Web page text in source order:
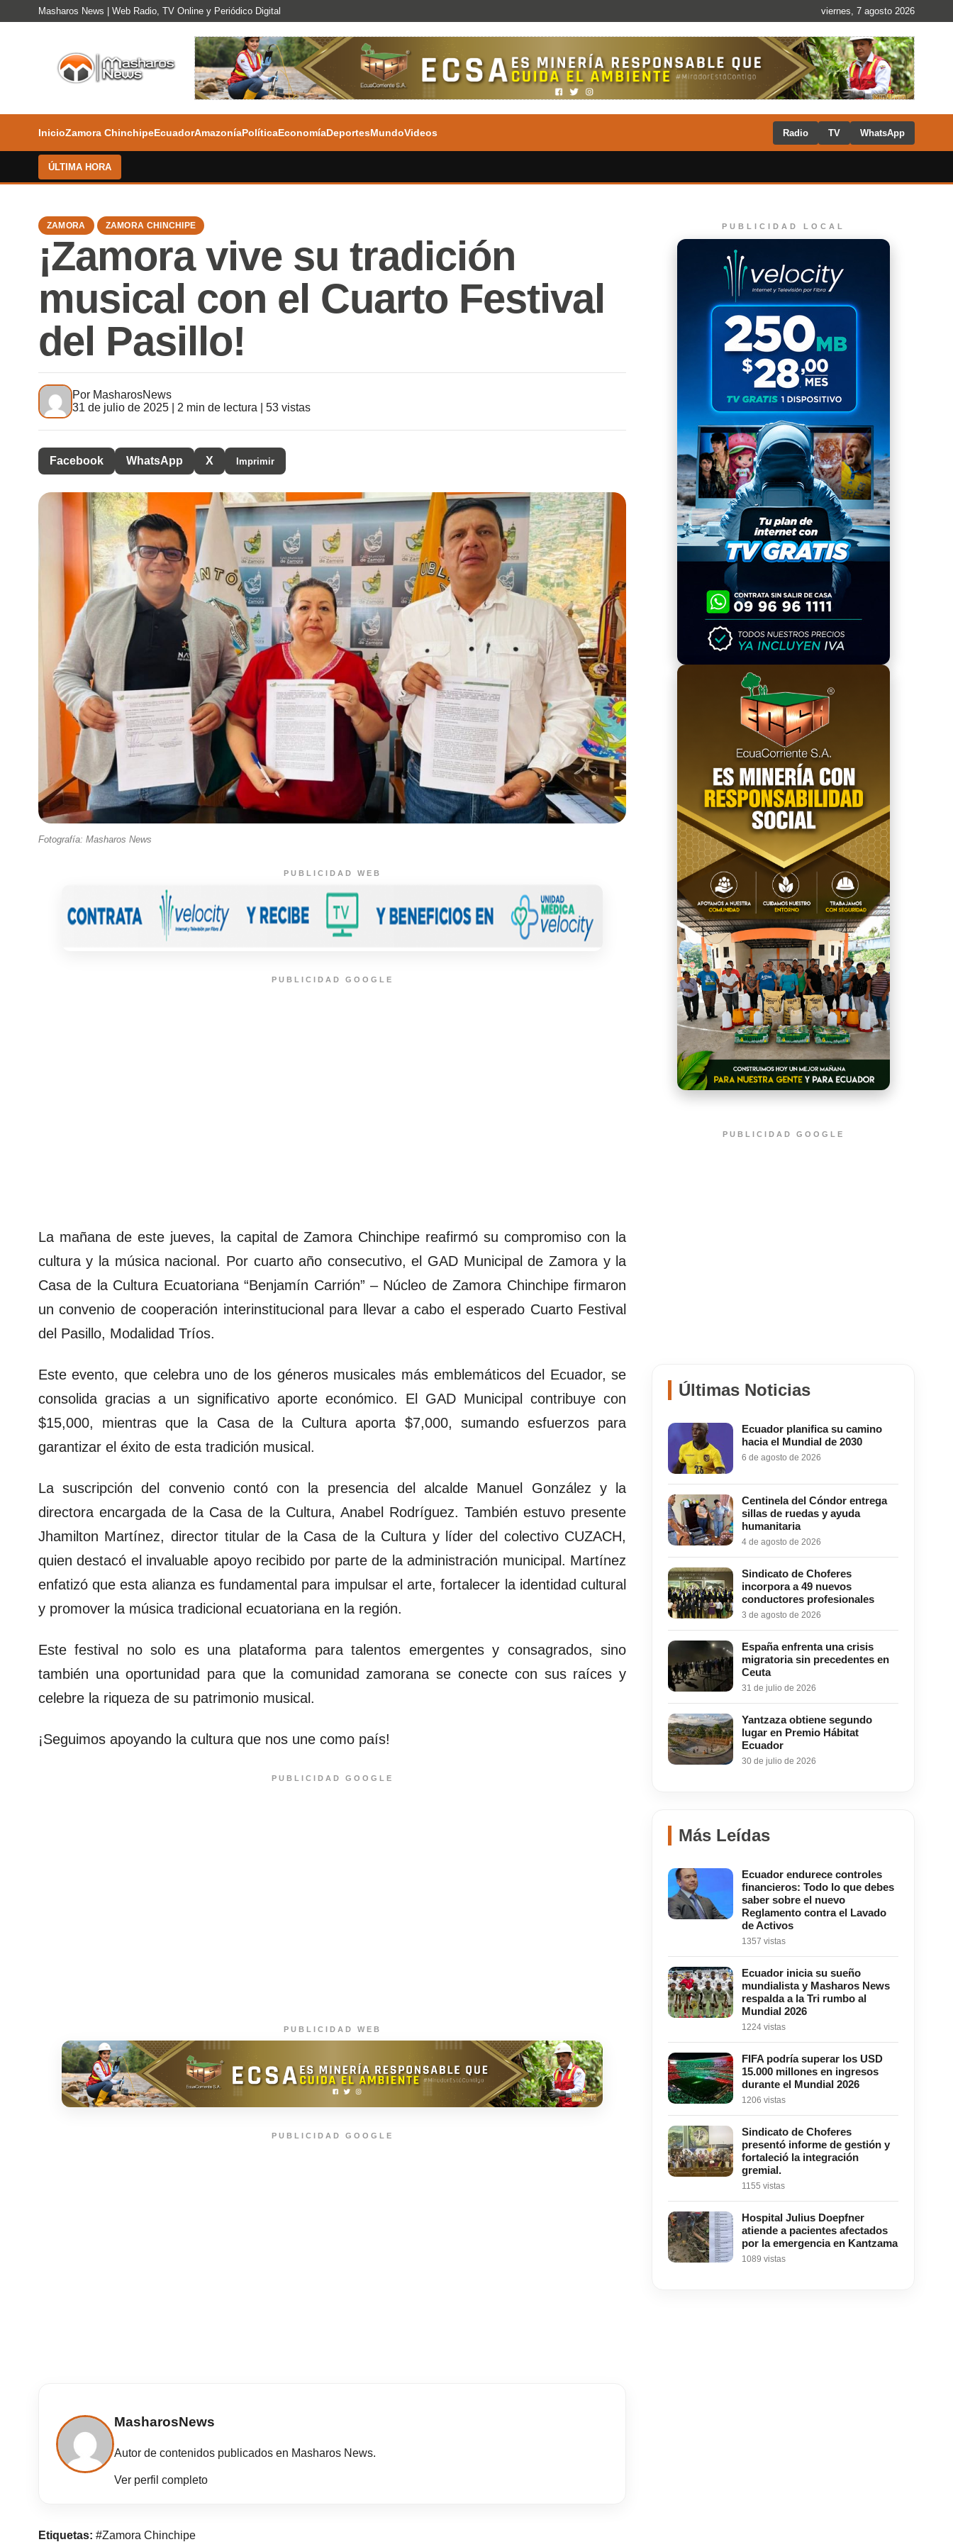
Masharos News | Web Radio, TV Online y Periódico Digital viernes, 7 agosto 2026
InicioZamora ChinchipeEcuadorAmazoníaPolíticaEconomíaDeportesMundoVideos Radio TV WhatsApp
ÚLTIMA HORA
ZAMORA ZAMORA CHINCHIPE
¡Zamora vive su tradición
musical con el Cuarto Festival
del Pasillo!
Por MasharosNews
31 de julio de 2025 | 2 min de lectura | 53 vistas
Facebook WhatsApp X Imprimir
Fotografía: Masharos News
PUBLICIDAD WEB
PUBLICIDAD GOOGLE
La mañana de este jueves, la capital de Zamora Chinchipe reafirmó su compromiso con la
cultura y la música nacional. Por cuarto año consecutivo, el GAD Municipal de Zamora y la
Casa de la Cultura Ecuatoriana “Benjamín Carrión” – Núcleo de Zamora Chinchipe firmaron
un convenio de cooperación interinstitucional para llevar a cabo el esperado Cuarto Festival
del Pasillo, Modalidad Tríos.
Este evento, que celebra uno de los géneros musicales más emblemáticos del Ecuador, se
consolida gracias a un significativo aporte económico. El GAD Municipal contribuye con
$15,000, mientras que la Casa de la Cultura aporta $7,000, sumando esfuerzos para
garantizar el éxito de esta tradición musical.
La suscripción del convenio contó con la presencia del alcalde Manuel González y la
directora encargada de la Casa de la Cultura, Anabel Rodríguez. También estuvo presente
Jhamilton Martínez, director titular de la Casa de la Cultura y líder del colectivo CUZACH,
quien destacó el invaluable apoyo recibido por parte de la administración municipal. Martínez
enfatizó que esta alianza es fundamental para impulsar el arte, fortalecer la identidad cultural
y promover la música tradicional ecuatoriana en la región.
Este festival no solo es una plataforma para talentos emergentes y consagrados, sino
también una oportunidad para que la comunidad zamorana se conecte con sus raíces y
celebre la riqueza de su patrimonio musical.
¡Seguimos apoyando la cultura que nos une como país!
PUBLICIDAD GOOGLE
PUBLICIDAD WEB
PUBLICIDAD GOOGLE
MasharosNews
Autor de contenidos publicados en Masharos News.
Ver perfil completo
Etiquetas: #Zamora Chinchipe
PUBLICIDAD LOCAL
PUBLICIDAD GOOGLE
Últimas Noticias
Ecuador planifica su camino
hacia el Mundial de 2030
6 de agosto de 2026
Centinela del Cóndor entrega
sillas de ruedas y ayuda
humanitaria
4 de agosto de 2026
Sindicato de Choferes
incorpora a 49 nuevos
conductores profesionales
3 de agosto de 2026
España enfrenta una crisis
migratoria sin precedentes en
Ceuta
31 de julio de 2026
Yantzaza obtiene segundo
lugar en Premio Hábitat
Ecuador
30 de julio de 2026
Más Leídas
Ecuador endurece controles
financieros: Todo lo que debes
saber sobre el nuevo
Reglamento contra el Lavado
de Activos
1357 vistas
Ecuador inicia su sueño
mundialista y Masharos News
respalda a la Tri rumbo al
Mundial 2026
1224 vistas
FIFA podría superar los USD
15.000 millones en ingresos
durante el Mundial 2026
1206 vistas
Sindicato de Choferes
presentó informe de gestión y
fortaleció la integración
gremial.
1155 vistas
Hospital Julius Doepfner
atiende a pacientes afectados
por la emergencia en Kantzama
1089 vistas